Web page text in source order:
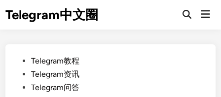
Telegram中文圈
Open
PostedTelegram教程
Telegram资讯
Telegram问答